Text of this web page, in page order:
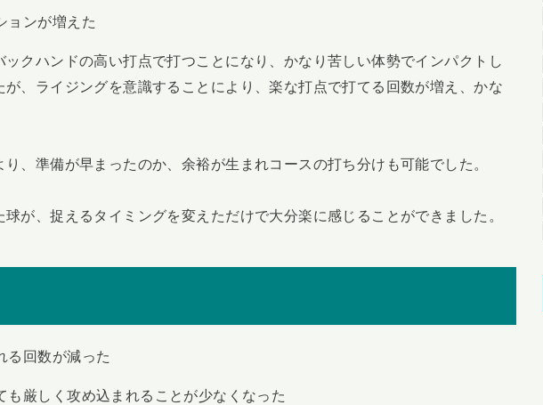
ョンが増えた
クハンドの高い打点で打つことになり、かなり苦しい体勢でインパクトし
、ライジングを意識することにより、楽な打点で打てる回数が増え、かな
、準備が早まったのか、余裕が生まれコースの打ち分けも可能でした。
が、捉えるタイミングを変えただけで大分楽に感じることができました。
る回数が減った
も厳しく攻め込まれることが少なくなった